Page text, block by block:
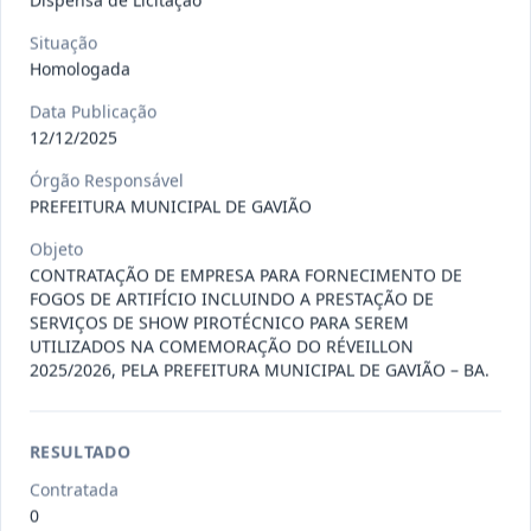
027-2026-
Dispensa
EQUIPAMEN
Data :29/07/2026
026-2026-
DL
Dispensa
Contratação de empresa para o
fornecimento de insumos odonto
Situação:
Em Andamento
Ver detalhes
023-2026-
Situação
Homologada
Data Publicação
12/12/2025
Órgão Responsável
PREFEITURA MUNICIPAL DE GAVIÃO
Objeto
CONTRATAÇÃO DE EMPRESA PARA FORNECIMENTO DE
FOGOS DE ARTIFÍCIO INCLUINDO A PRESTAÇÃO DE
SERVIÇOS DE SHOW PIROTÉCNICO PARA SEREM
UTILIZADOS NA COMEMORAÇÃO DO RÉVEILLON
2025/2026, PELA PREFEITURA MUNICIPAL DE GAVIÃO – BA.
RESULTADO
Contratada
0